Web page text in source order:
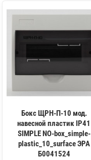
Бокс ЩРН-П-10 мод.
навесной пластик IP41
SIMPLE NO-box_simple-
plastic_10_surface ЭРА
Б0041524